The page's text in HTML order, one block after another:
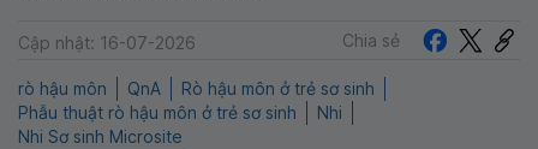
Cập nhật: 16-07-2026 Chia sẻ
rò hậu môn QnA
Rò hậu môn ở trẻ sơ sinh
Phẫu thuật rò hậu môn ở trẻ sơ sinh
Nhi
Nhi Sơ sinh Microsite